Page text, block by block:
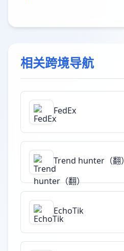
相关跨境导航
FedEx
Trend hunter（翻）
EchoTik